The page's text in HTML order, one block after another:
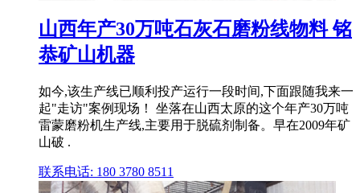
山西年产30万吨石灰石磨粉线物料 铭
恭矿山机器
如今,该生产线已顺利投产运行一段时间,下面跟随我来一
起"走访"案例现场！ 坐落在山西太原的这个年产30万吨
雷蒙磨粉机生产线,主要用于脱硫剂制备。早在2009年矿
山破 .
联系电话: 180 3780 8511